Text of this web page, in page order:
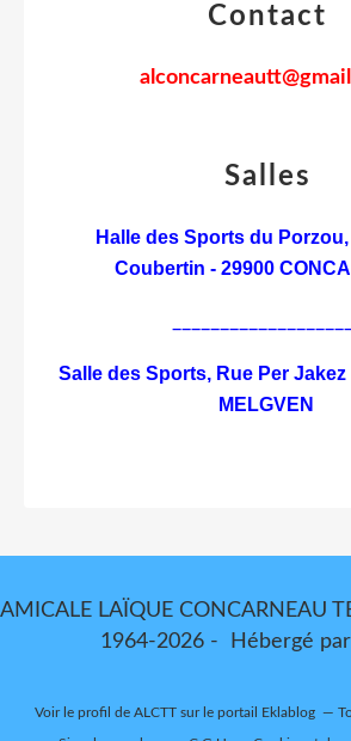
Contact
Salles
Halle des Sports du Porzou,
Coubertin - 29900
Salle des Sports, Rue Per Jakez
MELGVEN
AMICALE LAÏQUE CONCARNEAU
1964-2026 - Hébergé par
Voir le profil de ALCTTsur le portail Eklablog